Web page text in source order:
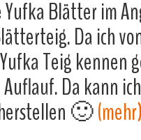
Yufka Blätter im
Da ich
Teig kennen
Da kann
🙂